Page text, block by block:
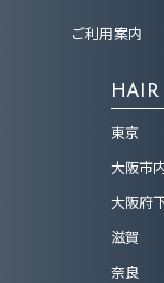
ご利用案内
東京
大阪市
大阪府
滋賀
奈良